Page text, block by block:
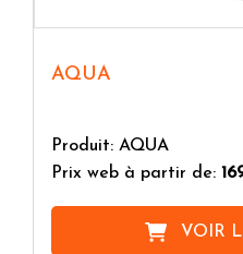
AQUA
Produit: AQUA
Prix web à partir de:
VOIR